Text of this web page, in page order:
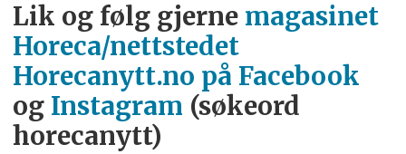
Lik og følg gjerne magasinet
Horeca/nettstedet
Horecanytt.no på Facebook
og Instagram (søkeord
horecanytt)